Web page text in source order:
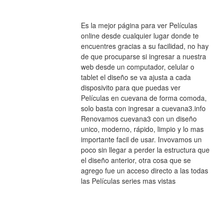
Es la mejor página para ver Películas
online desde cualquier lugar donde te
encuentres gracias a su facilidad, no hay
de que procuparse si ingresar a nuestra
web desde un computador, celular o
tablet el diseño se va ajusta a cada
disposivito para que puedas ver
Películas en cuevana de forma comoda,
solo basta con ingresar a cuevana3.info
Renovamos cuevana3 con un diseño
unico, moderno, rápido, limpio y lo mas
importante facil de usar. Invovamos un
poco sin llegar a perder la estructura que
el diseño anterior, otra cosa que se
agrego fue un acceso directo a las todas
las Películas series mas vistas